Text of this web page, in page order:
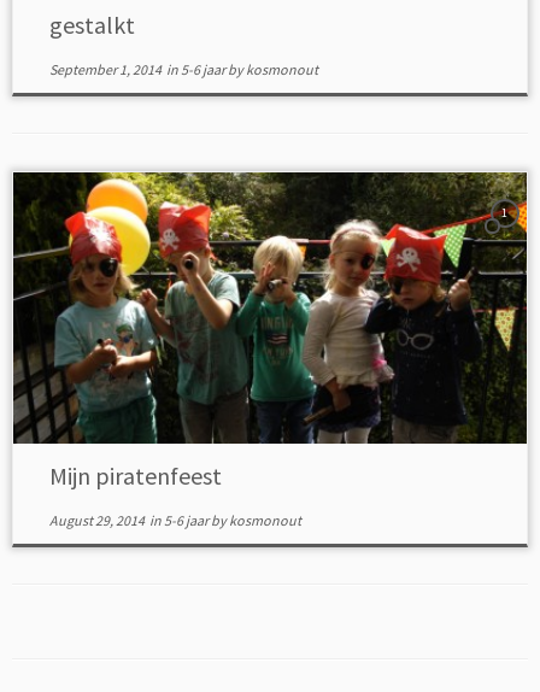
gestalkt
September 1, 2014in 5-6 jaarbykosmonout
1
Mijn piratenfeest
August 29, 2014in 5-6 jaarbykosmonout